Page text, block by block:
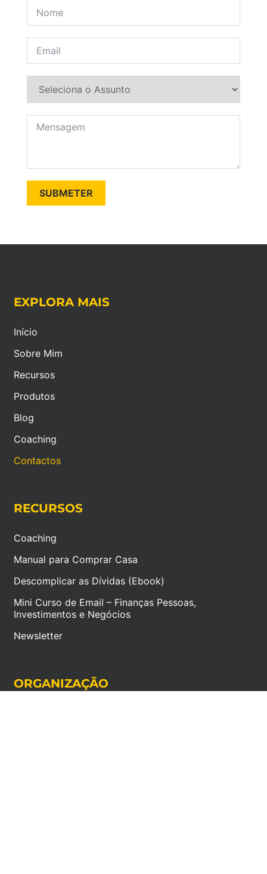
SUBMETER
EXPLORA MAIS
Início
Sobre Mim
Recursos
Produtos
Blog
Coaching
Contactos
RECURSOS
Coaching
Manual para Comprar Casa
Descomplicar as Dívidas (Ebook)
Mini Curso de Email – Finanças Pessoas,
Investimentos e Negócios
Newsletter
ORGANIZAÇÃO